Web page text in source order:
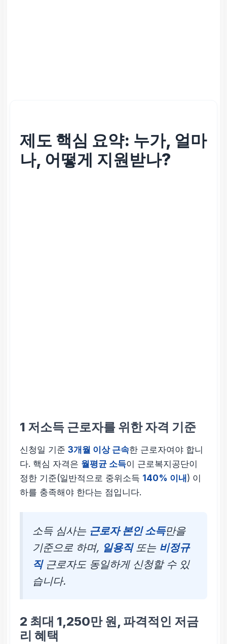
제도 핵심 요약: 누가, 얼마
나, 어떻게 지원받나?
1 저소득 근로자를 위한 자격 기준
신청일 기준3개월 이상 근속한 근로자여야 합니
다. 핵심 자격은 월평균 소득이 근로복지공단이
정한 기준(일반적으로 중위소득 140% 이내) 이
하를 충족해야 한다는 점입니다.
소득 심사는 근로자 본인 소득만을
기준으로 하며, 일용직또는 비정규
직근로자도 동일하게 신청할 수 있
습니다.
2 최대 1,250만 원, 파격적인 저금
리 혜택